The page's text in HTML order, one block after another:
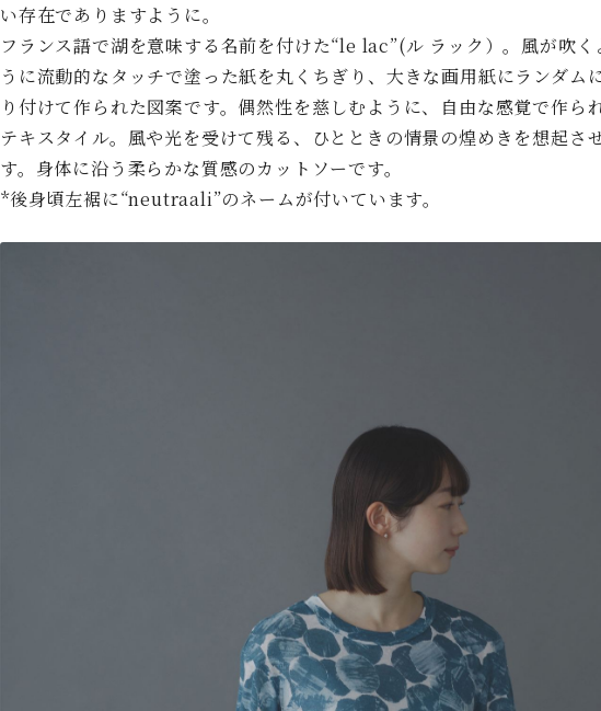
い存在でありますように。
フランス語で湖を意味する名前を付けた“le lac”(ル ラック）。風が吹く
うに流動的なタッチで塗った紙を丸くちぎり、大きな画用紙にランダム
り付けて作られた図案です。偶然性を慈しむように、自由な感覚で作ら
テキスタイル。風や光を受けて残る、ひとときの情景の煌めきを想起さ
す。身体に沿う柔らかな質感のカットソーです。
*後身頃左裾に“neutraali”のネームが付いています。